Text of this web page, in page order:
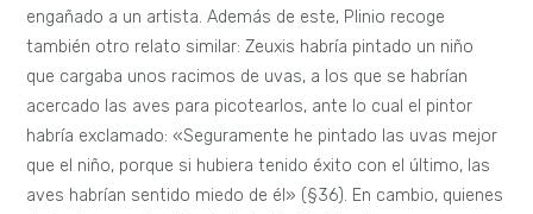
engañado a un artista. Además de este, Plinio recoge
también otro relato similar: Zeuxis habría pintado un niño
que cargaba unos racimos de uvas, a los que se habrían
acercado las aves para picotearlos, ante lo cual el pintor
habría exclamado: «Seguramente he pintado las uvas mejor
que el niño, porque si hubiera tenido éxito con el último, las
aves habrían sentido miedo de él» (§36). En cambio, quienes